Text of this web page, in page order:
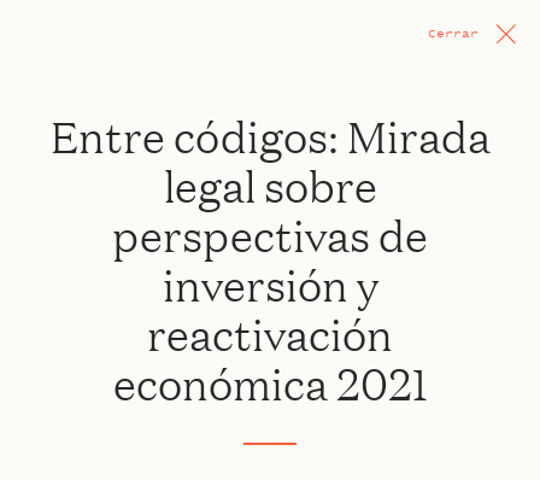
Cerrar
Entre códigos: Mirada
legal sobre
perspectivas de
inversión y
reactivación
económica 2021